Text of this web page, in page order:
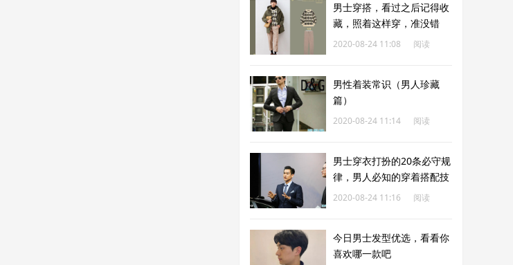
男士穿搭，看过之后记得收
藏，照着这样穿，准没错
2020-08-24 11:08
阅读
男性着装常识（男人珍藏
篇）
2020-08-24 11:14
阅读
男士穿衣打扮的20条必守规
律，男人必知的穿着搭配技
巧
2020-08-24 11:16
阅读
今日男士发型优选，看看你
喜欢哪一款吧